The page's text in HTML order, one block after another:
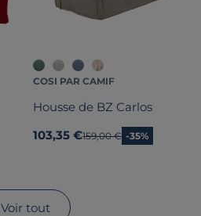
COSI PAR CAMIF
Housse de BZ Carlos
103,35 €Ancien prix
159,00 € -35%
Voir tout